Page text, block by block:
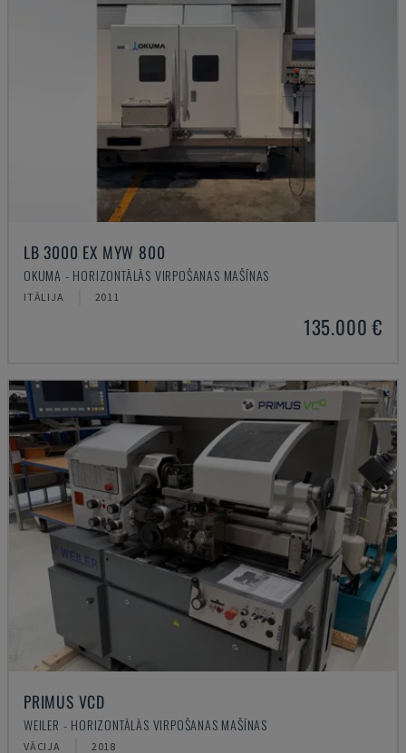
LB 3000 EX MYW 800
OKUMA - HORIZONTĀLĀS VIRPOŠANAS MAŠĪNAS
ITĀLIJA 2011
135.000 €
PRIMUS VCD
WEILER - HORIZONTĀLĀS VIRPOŠANAS MAŠĪNAS
VĀCIJA 2018